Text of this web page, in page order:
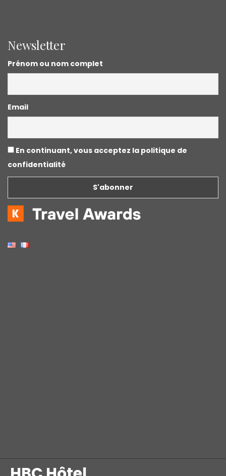
Newsletter
Prénom ou nom complet
Email
En continuant, vous acceptez la politique de
confidentialité